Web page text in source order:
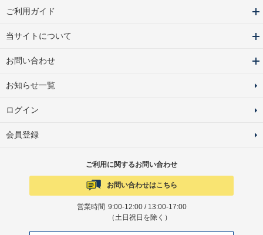
ご利用ガイド
当サイトについて
お問い合わせ
お知らせ一覧
ログイン
会員登録
ご利用に関するお問い合わせ
お問い合わせはこちら
営業時間 9:00-12:00 / 13:00-17:00
（土日祝日を除く）